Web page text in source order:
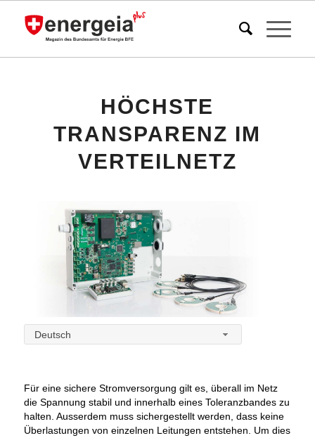
HÖCHSTE
TRANSPARENZ IM
VERTEILNETZ
Deutsch
Für eine sichere Stromversorgung gilt es, überall im Netz
die Spannung stabil und innerhalb eines Toleranzbandes zu
halten. Ausserdem muss sichergestellt werden, dass keine
Überlastungen von einzelnen Leitungen entstehen. Um dies